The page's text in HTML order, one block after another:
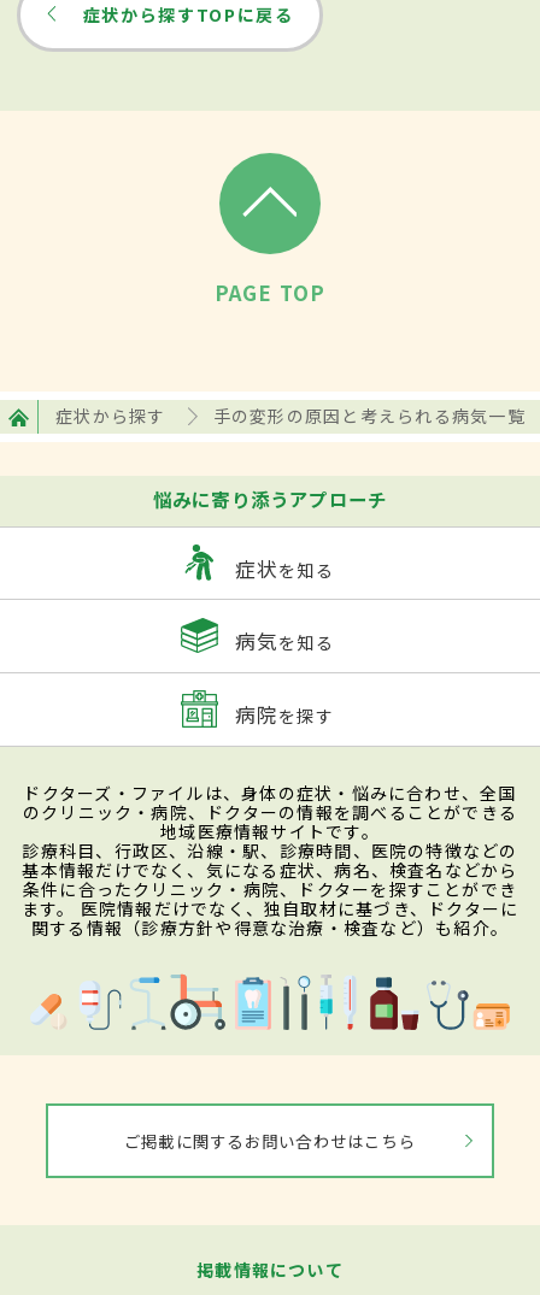
症状から探すTOPに戻る
PAGE TOP
症状から探す 手の変形の原因と考えられる病気一覧
悩みに寄り添うアプローチ
症状を知る
病気を知る
病院を探す
ドクターズ・ファイルは、身体の症状・悩みに合わせ、全国
のクリニック・病院、ドクターの情報を調べることができる
地域医療情報サイトです。
診療科目、行政区、沿線・駅、診療時間、医院の特徴などの
基本情報だけでなく、気になる症状、病名、検査名などから
条件に合ったクリニック・病院、ドクターを探すことができ
ます。 医院情報だけでなく、独自取材に基づき、ドクターに
関する情報（診療方針や得意な治療・検査など）も紹介。
ご掲載に関するお問い合わせはこちら
掲載情報について